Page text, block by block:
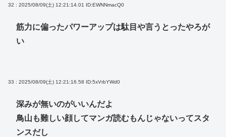
32 : 2025/08/09(土) 12:21:14.01 ID:EWNNmacQ0
筋力に偏ったパワーアップは駄目や言うとったやろが
い
33 : 2025/08/09(土) 12:21:16.58 ID:5xVrbYWd0
深みが無いのがいいんだよ
鳥山も難しい顔してマンガ読むもんじゃないってスタ
ンスだし